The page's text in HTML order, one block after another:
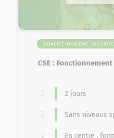
Qualité, Hygiène,
CSE :
2 jours
Sans niveaux
En centre ,